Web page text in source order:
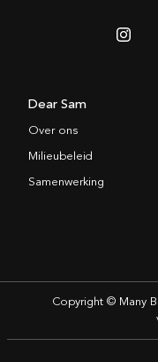
Dear Sam
Over ons
Milieubeleid
Samenwerking
Copyright © Many